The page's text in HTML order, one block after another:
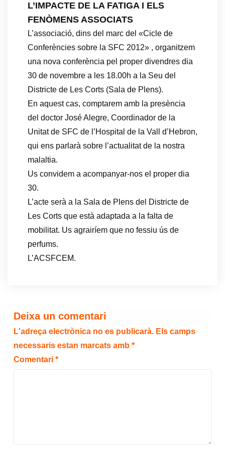
L’IMPACTE DE LA FATIGA I ELS
FENÒMENS ASSOCIATS
L’associació, dins del marc del «Cicle de
Conferències sobre la SFC 2012» , organitzem
una nova conferència pel proper divendres dia
30 de novembre a les 18.00h a la Seu del
Districte de Les Corts (Sala de Plens).
En aquest cas, comptarem amb la presència
del doctor José Alegre, Coordinador de la
Unitat de SFC de l’Hospital de la Vall d’Hebron,
qui ens parlarà sobre l’actualitat de la nostra
malaltia.
Us convidem a acompanyar-nos el proper dia
30.
L’acte serà a la Sala de Plens del Districte de
Les Corts que està adaptada a la falta de
mobilitat. Us agrairíem que no fessiu ús de
perfums.
L’ACSFCEM.
Deixa un comentari
L'adreça electrònica no es publicarà. Els camps
necessaris estan marcats amb *
Comentari *